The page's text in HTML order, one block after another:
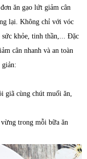
ăn gạo lứt giảm cân
lại. Không chỉ với vóc
sức khỏe, tinh thần,... Đặc
cân nhanh và an toàn
giản:
giã cùng chút muối ăn,
trong mỗi bữa ăn